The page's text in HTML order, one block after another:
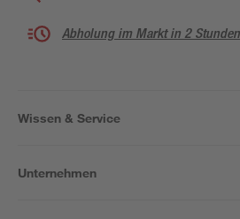
Abholung im Markt in 2 Stunden
Wissen & Service
Unternehmen